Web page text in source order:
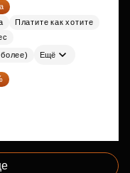
Платите как хотите
Ещё